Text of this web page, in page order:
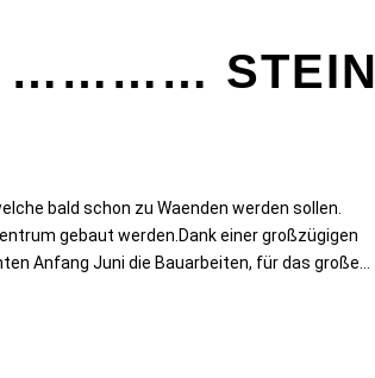
………… STEIN
bald schon zu Waenden werden sollen.
gebaut werden.Dank einer großzügigen
Anfang Juni die Bauarbeiten, für das große...